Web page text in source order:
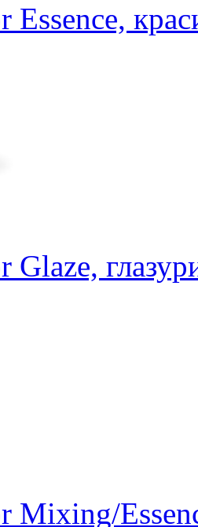
Essence,
Glaze,
Mixing/